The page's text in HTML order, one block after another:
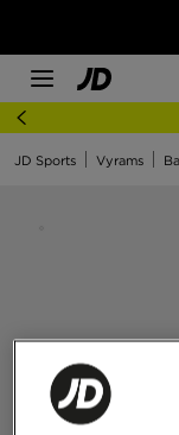
JD Sports Vyrams